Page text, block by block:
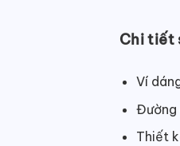
Chi tiết
Ví
Đường
Thiết